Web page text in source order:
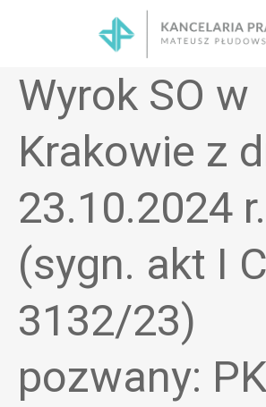
Wyrok SO w
Krakowie z
23.10.2024 r.
(sygn. akt I C
3132/23)
pozwany: